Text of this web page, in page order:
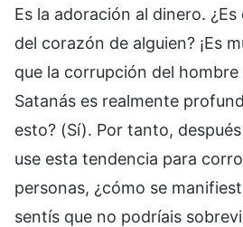
Es la adoración al dinero.
del corazón de alguien? ¡Es
que la corrupción del
Satanás es realmente
esto? (Sí). Por tanto,
use esta tendencia para
personas, ¿cómo se
sentís que no podríais